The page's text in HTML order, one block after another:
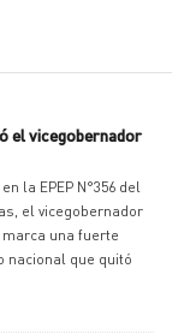
el vicegobernador
la EPEP N°356 del
el vicegobernador
una fuerte
nacional que quitó